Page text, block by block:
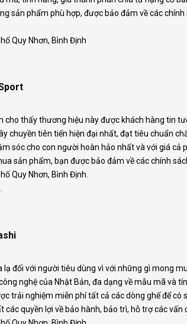
sản phẩm phù hợp, được bảo đảm về các
Quy Nhơn, Bình Định
cho thấy thương hiệu này được khách hàng tin
chuyền tiên tiến hiện đại nhất, đạt tiêu chuẩn
sóc cho con người hoàn hảo nhất và với giá cả
sản phẩm, bạn được bảo đảm về các chính
Quy Nhơn, Bình Định.
đối với người tiêu dùng vì với những gì mong
nghệ của Nhật Bản, đa dạng về mẫu mã và
trải nghiệm miễn phí tất cả các dòng ghế để có
các quyền lợi về bảo hành, bảo trì, hỗ trợ các